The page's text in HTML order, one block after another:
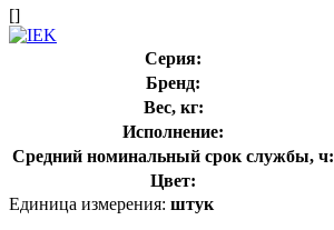
[]
Серия:
Бренд:
Вес, кг:
Исполнение:
Средний номинальный срок службы, ч:
Цвет:
Единица измерения: штук